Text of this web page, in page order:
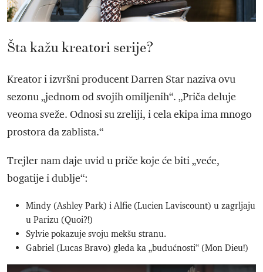
Šta kažu kreatori serije?
Kreator i izvršni producent Darren Star naziva ovu
sezonu „jednom od svojih omiljenih“. „Priča deluje
veoma sveže. Odnosi su zreliji, i cela ekipa ima mnogo
prostora da zablista.“
Trejler nam daje uvid u priče koje će biti „veće,
bogatije i dublje“:
Mindy (Ashley Park) i Alfie (Lucien Laviscount) u zagrljaju
u Parizu (Quoi?!)
Sylvie pokazuje svoju mekšu stranu.
Gabriel (Lucas Bravo) gleda ka „budućnosti“ (Mon Dieu!)